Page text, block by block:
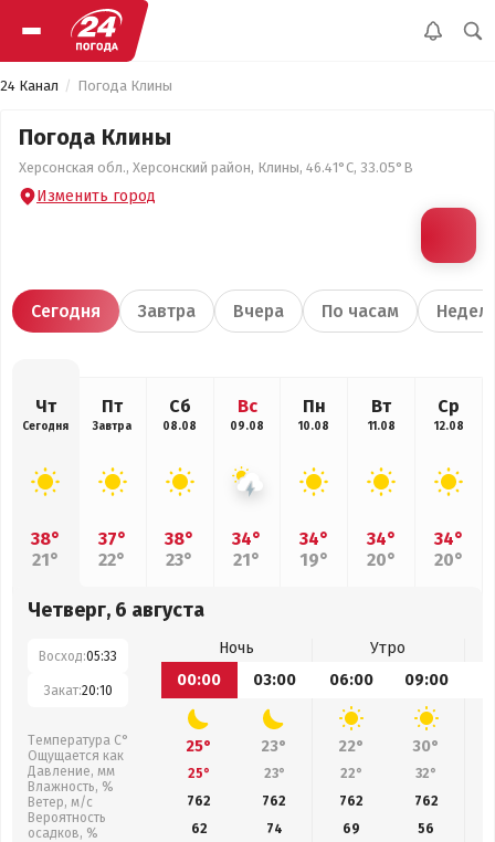
24 Канал Погода Клины
Погода Клины
Херсонская обл., Херсонский район, Клины, 46.41°С, 33.05°В
Изменить город
Сегодня Завтра Вчера По часам
Чт
Сегодня
38°
21°
Пт
Завтра
37°
22°
Сб
08.08
38°
23°
Вс
09.08
34°
21°
Пн
10.08
34°
19°
Вт
11.08
34°
20°
Ср
12.08
34°
20°
Четверг, 6 августа
Восход:05:33
Закат:20:10
Температура С°
Ощущается как
Давление, мм
Влажность, %
Ветер, м/с
Вероятность
осадков, %
Ночь
Утро
00:00
03:00 06:00 09:00
25° 23° 22° 30°
25° 23° 22° 32°
762
762 762 762
62
74 69
56